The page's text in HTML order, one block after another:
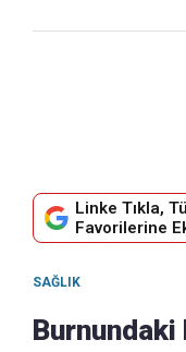
Linke Tıkla,
Favorilerine
SAĞLIK
Burnundaki